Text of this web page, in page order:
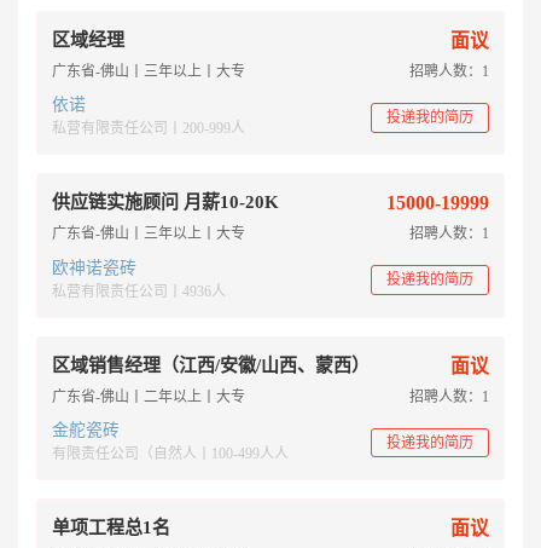
区域经理 面议
广东省-佛山丨三年以上丨大专 招聘人数：1
依诺
私营有限责任公司丨200-999人
投递我的简历
供应链实施顾问 月薪10-20K 15000-19999
广东省-佛山丨三年以上丨大专 招聘人数：1
欧神诺瓷砖
私营有限责任公司丨4936人
投递我的简历
区域销售经理（江西/安徽/山西、蒙西） 面议
广东省-佛山丨二年以上丨大专 招聘人数：1
金舵瓷砖
有限责任公司（自然人丨100-499人人
投递我的简历
单项工程总1名 面议